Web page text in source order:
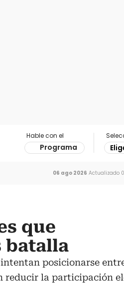
Hable con el
Programa
06 ago 2026 Actualizado
que
batalla
posicionarse
reducir la participación